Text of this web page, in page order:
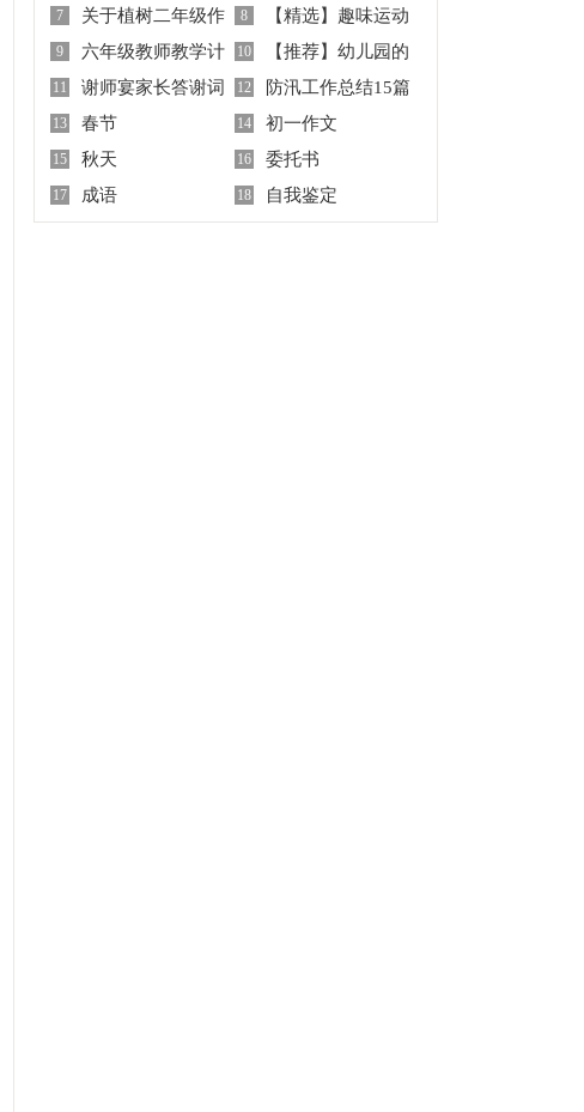
评价
文合集4篇
7
关于植树二年级作
文汇总八篇
8
【精选】趣味运动
会的作文合集六篇
9
六年级教师教学计
划
10
【推荐】幼儿园的
邀请函模板集锦八篇
11 谢师宴家长答谢词 12 防汛工作总结15篇
13 春节 14 初一作文
15 秋天 16 委托书
17 成语 18 自我鉴定